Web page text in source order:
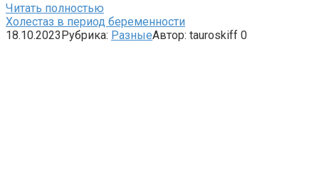
Читать полностью
Холестаз в период беременности
18.10.2023Рубрика: РазныеАвтор: tauroskiff 0